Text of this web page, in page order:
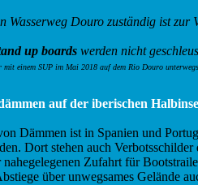
Wasserweg Douro zuständig ist zur
up boards werden nicht
mit einem SUP im Mai 2018 auf dem Rio Douro
auf der iberischen
Dämmen ist in Spanien und
Dort stehen auch
nahegelegenen Zufahrt für
über unwegsames Gelände